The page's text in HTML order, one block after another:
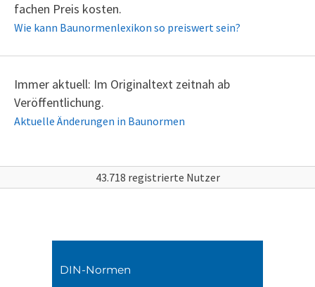
fachen Preis kosten.
Wie kann Baunormenlexikon so preiswert sein?
Immer aktuell: Im Originaltext zeitnah ab
Veröffentlichung.
Aktuelle Änderungen in Baunormen
43.718 registrierte Nutzer
DIN-Normen